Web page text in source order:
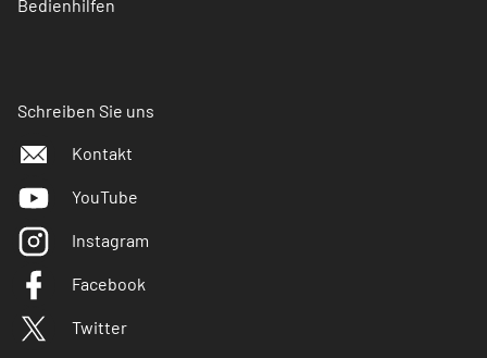
Bedienhilfen
Schreiben Sie uns
Kontakt
YouTube
Instagram
Facebook
Twitter